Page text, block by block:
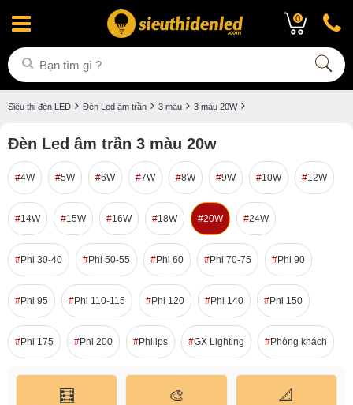
0
Siêu thị đèn LED Đèn Led âm trần 3 màu 3 màu 20W
Đèn Led âm trần 3 màu 20w
4W 5W 6W 7W 8W 9W 10W 12W
14W 15W 16W 18W 20W 24W
Phi 30-40 Phi 50-55 Phi 60 Phi 70-75 Phi 90
Phi 95 Phi 110-115 Phi 120 Phi 140 Phi 150
Phi 175 Phi 200 Philips GX Lighting Phòng khách
🧮 🎨 📐